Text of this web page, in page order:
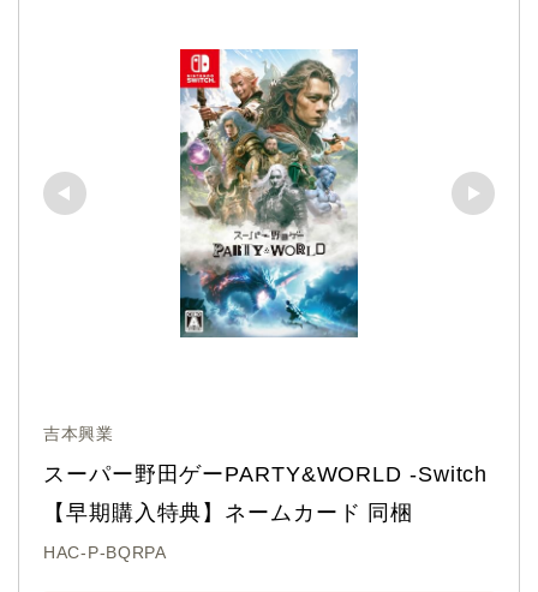
吉本興業
スーパー野田ゲーPARTY&WORLD -Switch
【早期購入特典】ネームカード 同梱
HAC-P-BQRPA